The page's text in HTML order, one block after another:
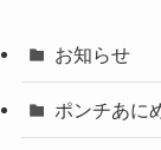
お知らせ
ポンチあに